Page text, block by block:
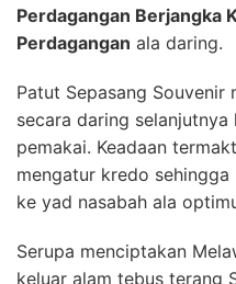
Perdagangan Berjangka
Perdagangan ala daring.
Patut Sepasang Souvenir
secara daring
pemakai. Keadaan
mengatur kredo
ke yad nasabah ala
Serupa menciptakan
keluar alam tebus terang